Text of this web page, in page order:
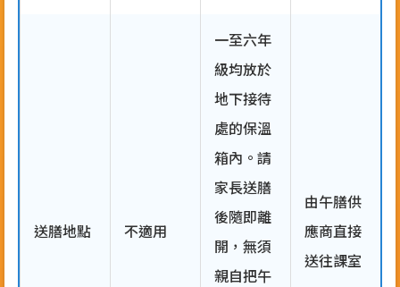
送膳地點 不適用
一至六年
級均放於
地下接待
處的保溫
箱內。請
家長送膳
後隨即離
開，無須
親自把午
由午膳供
應商直接
送往課室